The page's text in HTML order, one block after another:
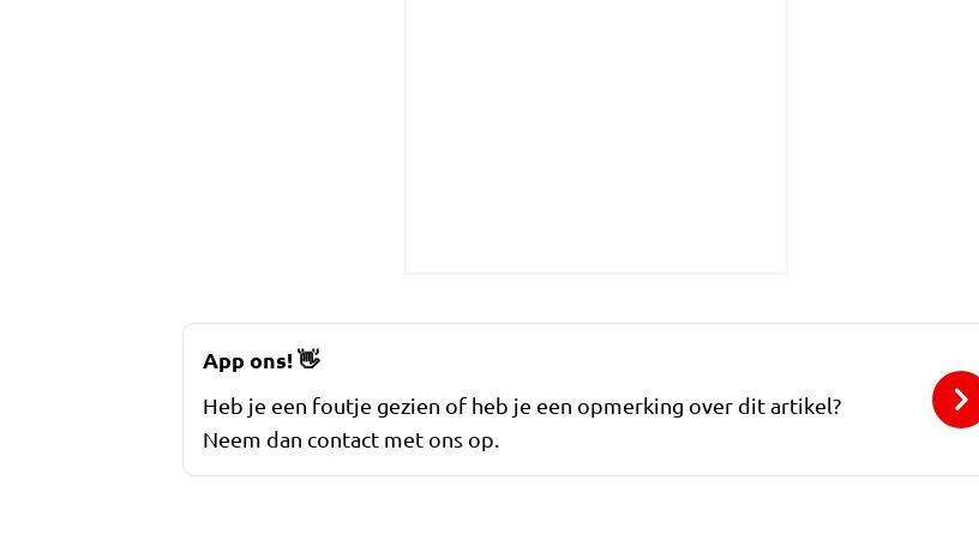
App ons!👋
Heb je een foutje gezien of heb je een opmerking over dit artikel?
Neem dan contact met ons op.